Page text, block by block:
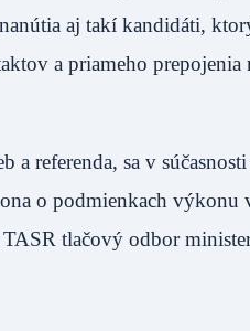
aj takí kandidáti,
a priameho
referenda, sa v
o podmienkach výkonu
tlačový odbor